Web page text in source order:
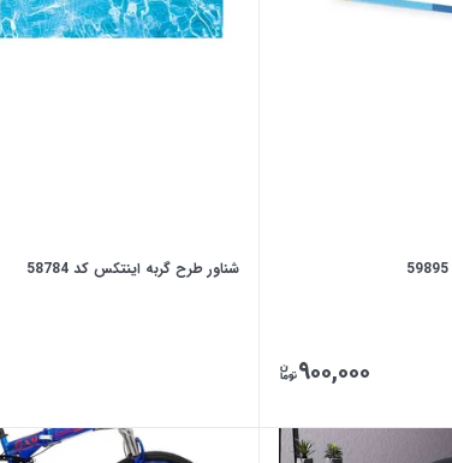
۹۰۰,۰۰۰
شناور طرح گربه اینتکس کد 58784